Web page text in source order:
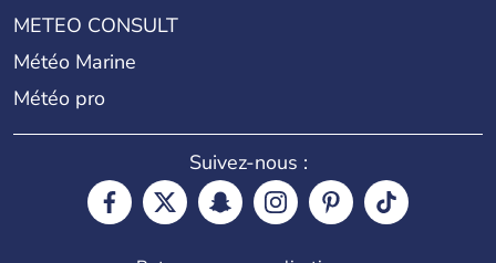
METEO CONSULT
Météo Marine
Météo pro
Suivez-nous :